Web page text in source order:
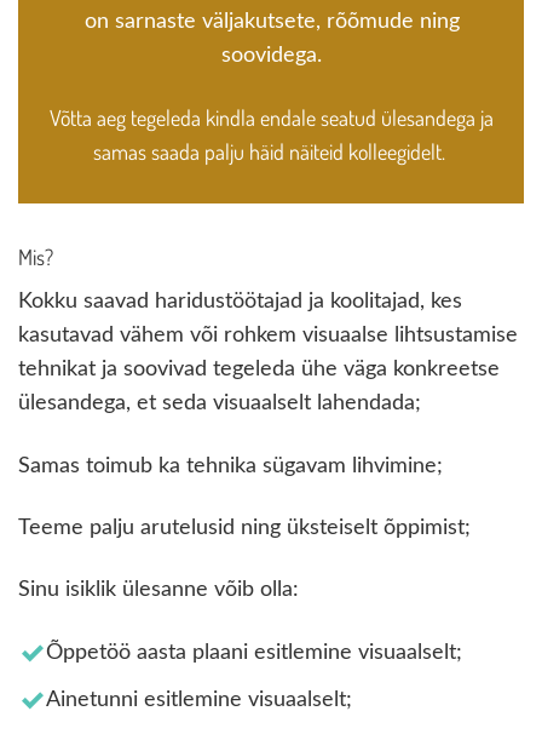
on sarnaste väljakutsete, rõõmude ning
soovidega.
Võtta aeg tegeleda kindla endale seatud ülesandega ja
samas saada palju häid näiteid kolleegidelt.
Mis?
Kokku saavad haridustöötajad ja koolitajad, kes
kasutavad vähem või rohkem visuaalse lihtsustamise
tehnikat ja soovivad tegeleda ühe väga konkreetse
ülesandega, et seda visuaalselt lahendada;
Samas toimub ka tehnika sügavam lihvimine;
Teeme palju arutelusid ning üksteiselt õppimist;
Sinu isiklik ülesanne võib olla:
Õppetöö aasta plaani esitlemine visuaalselt;
Ainetunni esitlemine visuaalselt;